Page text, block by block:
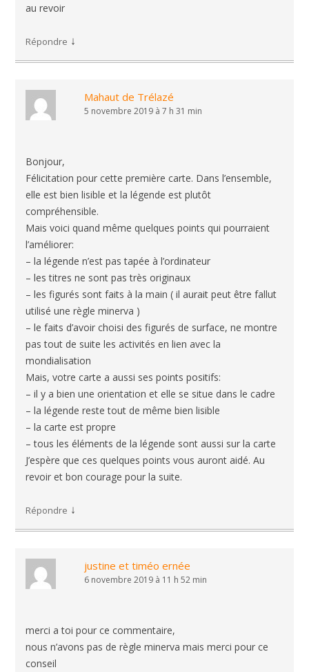
au revoir
Répondre ↓
Mahaut de Trélazé
5 novembre 2019 à 7 h 31 min
Bonjour,
Félicitation pour cette première carte. Dans l’ensemble,
elle est bien lisible et la légende est plutôt
compréhensible.
Mais voici quand même quelques points qui pourraient
l’améliorer:
– la légende n’est pas tapée à l’ordinateur
– les titres ne sont pas très originaux
– les figurés sont faits à la main ( il aurait peut être fallut
utilisé une règle minerva )
– le faits d’avoir choisi des figurés de surface, ne montre
pas tout de suite les activités en lien avec la
mondialisation
Mais, votre carte a aussi ses points positifs:
– il y a bien une orientation et elle se situe dans le cadre
– la légende reste tout de même bien lisible
– la carte est propre
– tous les éléments de la légende sont aussi sur la carte
J’espère que ces quelques points vous auront aidé. Au
revoir et bon courage pour la suite.
Répondre ↓
justine et timéo ernée
6 novembre 2019 à 11 h 52 min
merci a toi pour ce commentaire,
nous n’avons pas de règle minerva mais merci pour ce
conseil